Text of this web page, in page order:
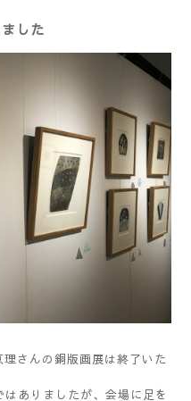
した
さんの銅版画展は終了いた
ありましたが、会場に足を